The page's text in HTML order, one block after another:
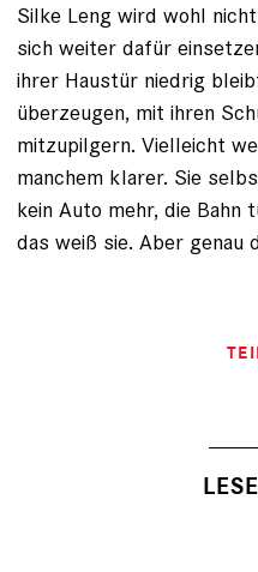
Silke Leng wird wohl
sich weiter dafür
ihrer Haustür niedrig
überzeugen, mit ihren
mitzupilgern. Vielleicht
manchem klarer. Sie
kein Auto mehr, die Bahn
das weiß sie. Aber genau